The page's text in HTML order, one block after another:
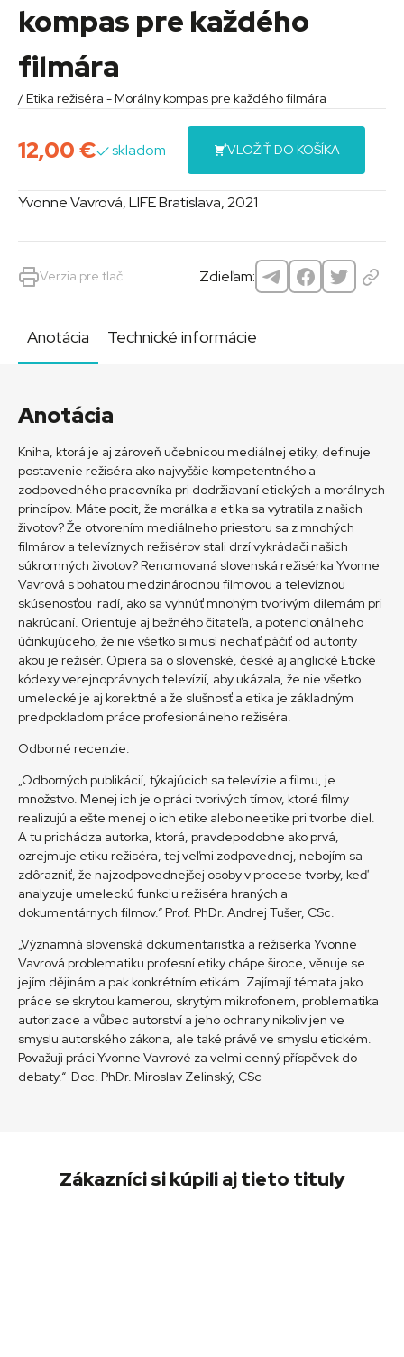
kompas pre každého
filmára
/ Etika režiséra - Morálny kompas pre každého filmára
12,00€ skladom VLOŽIŤ DO KOŠÍKA
Yvonne Vavrová, LIFE Bratislava, 2021
Verzia pre tlač Zdieľam:
Anotácia Technické informácie
Anotácia
Kniha, ktorá je aj zároveň učebnicou mediálnej etiky, definuje
postavenie režiséra ako najvyššie kompetentného a
zodpovedného pracovníka pri dodržiavaní etických a morálnych
princípov. Máte pocit, že morálka a etika sa vytratila z našich
životov? Že otvorením mediálneho priestoru sa z mnohých
filmárov a televíznych režisérov stali drzí vykrádači našich
súkromných životov? Renomovaná slovenská režisérka Yvonne
Vavrová s bohatou medzinárodnou filmovou a televíznou
skúsenosťou radí, ako sa vyhnúť mnohým tvorivým dilemám pri
nakrúcaní. Orientuje aj bežného čitateľa, a potencionálneho
účinkujúceho, že nie všetko si musí nechať páčiť od autority
akou je režisér. Opiera sa o slovenské, české aj anglické Etické
kódexy verejnoprávnych televízií, aby ukázala, že nie všetko
umelecké je aj korektné a že slušnosť a etika je základným
predpokladom práce profesionálneho režiséra.
Odborné recenzie:
„Odborných publikácií, týkajúcich sa televízie a filmu, je
množstvo. Menej ich je o práci tvorivých tímov, ktoré filmy
realizujú a ešte menej o ich etike alebo neetike pri tvorbe diel.
A tu prichádza autorka, ktorá, pravdepodobne ako prvá,
ozrejmuje etiku režiséra, tej veľmi zodpovednej, nebojím sa
zdôrazniť, že najzodpovednejšej osoby v procese tvorby, keď
analyzuje umeleckú funkciu režiséra hraných a
dokumentárnych filmov.“ Prof. PhDr. Andrej Tušer, CSc.
„Významná slovenská dokumentaristka a režisérka Yvonne
Vavrová problematiku profesní etiky chápe široce, věnuje se
jejím dějinám a pak konkrétním etikám. Zajímají témata jako
práce se skrytou kamerou, skrytým mikrofonem, problematika
autorizace a vůbec autorství a jeho ochrany nikoliv jen ve
smyslu autorského zákona, ale také právě ve smyslu etickém.
Považuji práci Yvonne Vavrové za velmi cenný příspěvek do
debaty.“ Doc. PhDr. Miroslav Zelinský, CSc
Zákazníci si kúpili aj tieto tituly